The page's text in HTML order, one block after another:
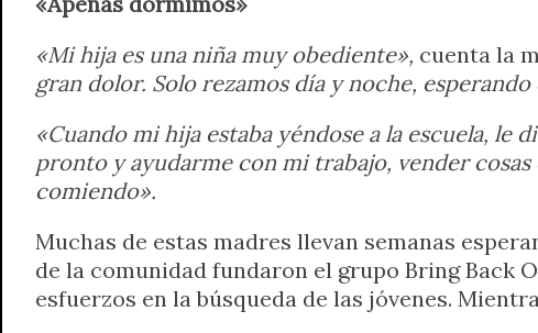
«Mi hija es una niña muy obediente», cuenta la
gran dolor. Solo rezamos día y noche,
«Cuando mi hija estaba yéndose a la escuela,
pronto y ayudarme con mi trabajo, vender
comiendo».
Muchas de estas madres llevan semanas
de la comunidad fundaron el grupo Bring Back
esfuerzos en la búsqueda de las jóvenes.